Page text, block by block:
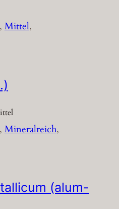
, Mittel
, Mineralreich
(alum-